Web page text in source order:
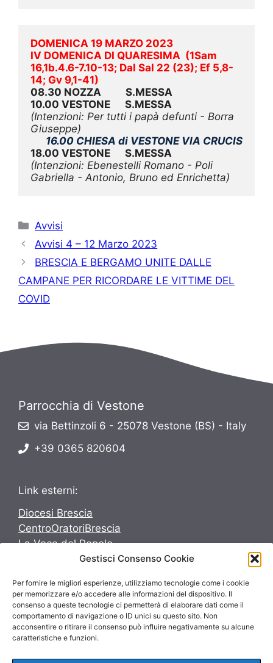
Gestisci Consenso Cookie
Per fornire le migliori esperienze, utilizziamo tecnologie come i cookie
per memorizzare e/o accedere alle informazioni del dispositivo. Il
consenso a queste tecnologie ci permetterà di elaborare dati come il
comportamento di navigazione o ID unici su questo sito. Non
acconsentire o ritirare il consenso può influire negativamente su alcune
caratteristiche e funzioni.
DOMENICA 19 MARZO 2023
IV DOMENICA DI QUARESIMA  (1Sam
16,1b.4.6-7.10-13; Dal Sal 22 (23); Ef 5,8-
14; Gv 9,1-41)
08.30 NOZZA          S.MESSA
10.00 VESTONE      S.MESSA
(Intenzioni: Per tutti i papà defunti - Borra
Giuseppe)
16.00 CHIESA di VESTONE VIA CRUCIS
18.00 VESTONE      S.MESSA
(Intenzioni: Ebenestelli Romano - Poli
Gabriella - Antonio, Bruno ed Enrichetta)
Categorie
Avvisi
Avvisi 4 – 12 Marzo 2023
BRESCIA E BERGAMO UNITE DALLE
CAMPANE PER RICORDARE LE VITTIME DEL
COVID
Parrocchia di Vestone
via Bettinzoli 6 - 25078 Vestone (BS) - Italy
+39 0365 820604
Link esterni:
Diocesi Brescia
CentroOratoriBrescia
La Voce del Popolo
Seguici su:
Seguici su: